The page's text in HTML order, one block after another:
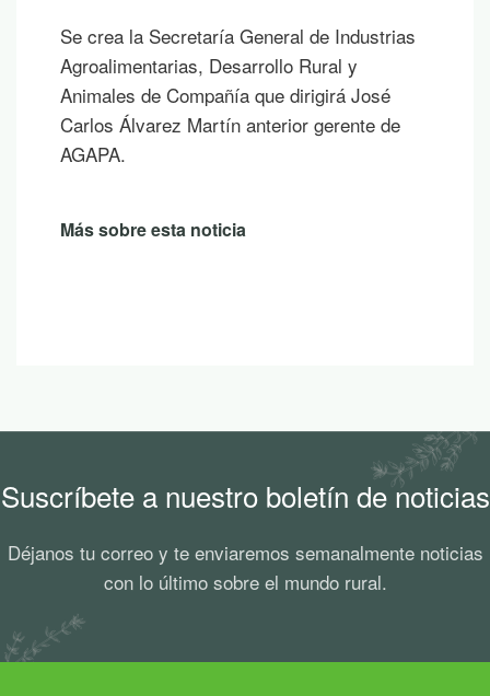
Se crea la Secretaría General de Industrias
Agroalimentarias, Desarrollo Rural y
Animales de Compañía que dirigirá José
Carlos Álvarez Martín anterior gerente de
AGAPA.
Más sobre esta noticia
Suscríbete a nuestro boletín de noticias
Déjanos tu correo y te enviaremos semanalmente noticias
con lo último sobre el mundo rural.